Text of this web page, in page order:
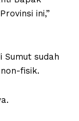
ini,”
Sumut sudah
fisik.